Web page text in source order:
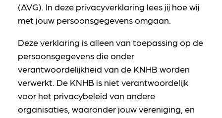
(AVG). In deze privacyverklaring lees jij hoe wij
met jouw persoonsgegevens omgaan.
Deze verklaring is alleen van toepassing op de
persoonsgegevens die onder
verantwoordelijkheid van de KNHB worden
verwerkt. De KNHB is niet verantwoordelijk
voor het privacybeleid van andere
organisaties, waaronder jouw vereniging, en